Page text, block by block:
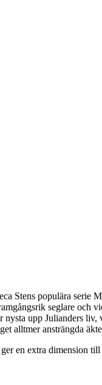
Stens populära serie
seglare och
upp Julianders
alltmer ansträngda
en extra dimension till